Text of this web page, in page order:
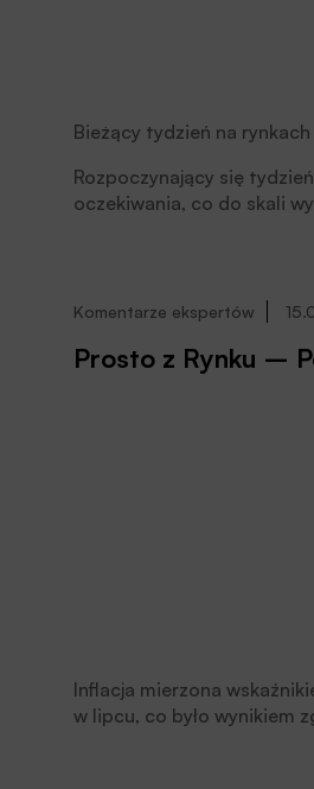
Bieżący tydzień na
Rozpoczynający się
oczekiwania, co do skali
Komentarze ekspertów
Prosto z Rynku –
Inflacja mierzona
w lipcu, co było wynikiem